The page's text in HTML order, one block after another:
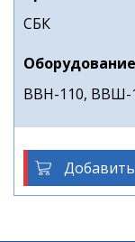
СБК
Оборудование
ВВН-110, ВВШ-